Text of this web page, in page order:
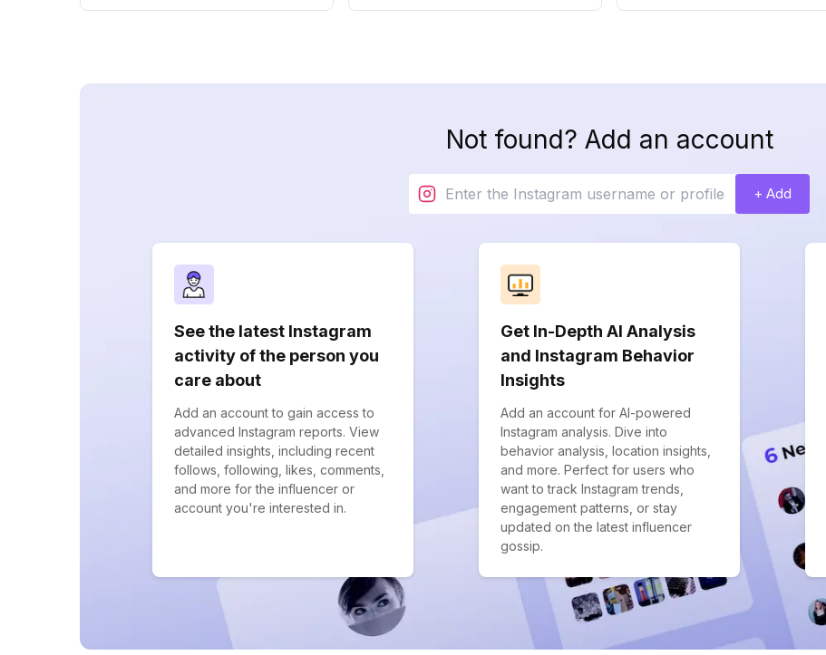
Not found? Add an account
+ Add
See the latest Instagram
activity of the person you
care about
Add an account to gain access to
advanced Instagram reports. View
detailed insights, including recent
follows, following, likes, comments,
and more for the influencer or
account you're interested in.
Get In-Depth AI Analysis
and Instagram Behavior
Insights
Add an account for AI-powered
Instagram analysis. Dive into
behavior analysis, location insights,
and more. Perfect for users who
want to track Instagram trends,
engagement patterns, or stay
updated on the latest influencer
gossip.